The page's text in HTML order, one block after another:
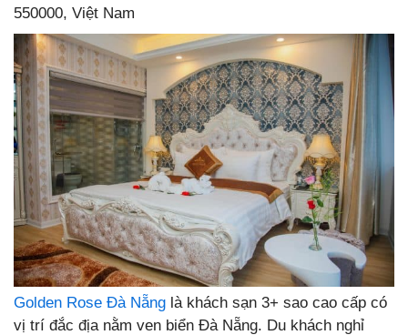
550000, Việt Nam
Golden Rose Đà Nẵng là khách sạn 3+ sao cao cấp có
vị trí đắc địa nằm ven biển Đà Nẵng. Du khách nghỉ